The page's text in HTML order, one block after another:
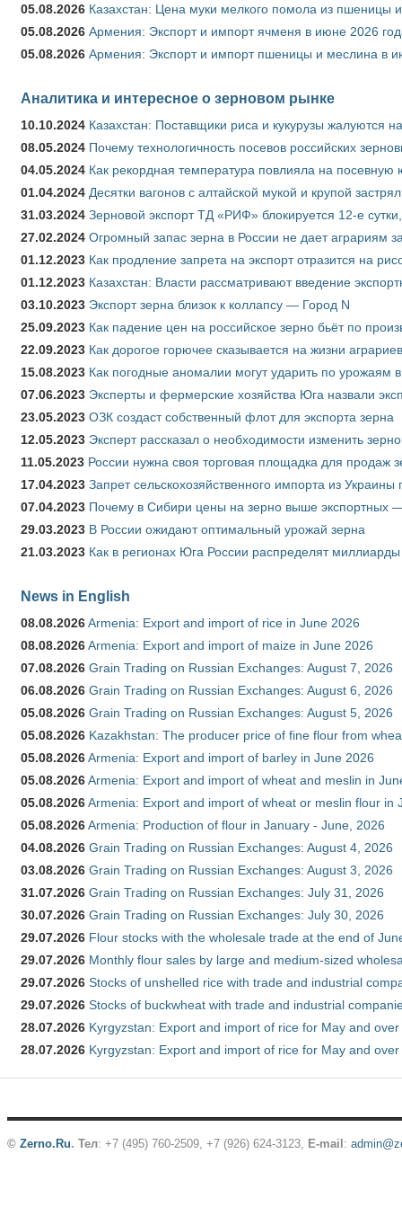
05.08.2026 Казахстан: Цена муки мелкого помола из пшеницы
05.08.2026 Армения: Экспорт и импорт ячменя в июне 2026
05.08.2026 Армения: Экспорт и импорт пшеницы и меслина в
Аналитика и интересное о зерновом рынке
10.10.2024 Казахстан: Поставщики риса и кукурузы жалуются
08.05.2024 Почему технологичность посевов российских
04.05.2024 Как рекордная температура повлияла на
01.04.2024 Десятки вагонов с алтайской мукой и крупой
31.03.2024 Зерновой экспорт ТД «РИФ» блокируется 12-е
27.02.2024 Огромный запас зерна в России не дает аграриям
01.12.2023 Как продление запрета на экспорт отразится на
01.12.2023 Казахстан: Власти рассматривают введение
03.10.2023 Экспорт зерна близок к коллапсу — Город N
25.09.2023 Как падение цен на российское зерно бьёт по
22.09.2023 Как дорогое горючее сказывается на жизни аграриев
15.08.2023 Как погодные аномалии могут ударить по урожаям
07.06.2023 Эксперты и фермерские хозяйства Юга назвали
23.05.2023 ОЗК создаст собственный флот для экспорта зерна
12.05.2023 Эксперт рассказал о необходимости изменить
11.05.2023 России нужна своя торговая площадка для продаж
17.04.2023 Запрет сельскохозяйственного импорта из
07.04.2023 Почему в Сибири цены на зерно выше экспортных
29.03.2023 В России ожидают оптимальный урожай зерна
21.03.2023 Как в регионах Юга России распределят
News in English
08.08.2026Armenia: Export and import of rice in June 2026
08.08.2026Armenia: Export and import of maize in June 2026
07.08.2026 Grain Trading on Russian Exchanges: August 7, 2026
06.08.2026 Grain Trading on Russian Exchanges: August 6, 2026
05.08.2026 Grain Trading on Russian Exchanges: August 5, 2026
05.08.2026 Kazakhstan: The producer price of fine flour from
05.08.2026Armenia: Export and import of barley in June 2026
05.08.2026Armenia: Export and import of wheat and meslin in
05.08.2026Armenia: Export and import of wheat or meslin flour in
05.08.2026Armenia: Production of flour in January - June, 2026
04.08.2026 Grain Trading on Russian Exchanges: August 4, 2026
03.08.2026 Grain Trading on Russian Exchanges: August 3, 2026
31.07.2026 Grain Trading on Russian Exchanges: July 31, 2026
30.07.2026 Grain Trading on Russian Exchanges: July 30, 2026
29.07.2026 Flour stocks with the wholesale trade at the end of
29.07.2026 Monthly flour sales by large and medium-sized
29.07.2026 Stocks of unshelled rice with trade and industrial
29.07.2026 Stocks of buckwheat with trade and industrial
28.07.2026 Kyrgyzstan: Export and import of rice for May and
28.07.2026 Kyrgyzstan: Export and import of rice for May and
© Zerno.Ru. Тел: +7 (495) 760-2509, +7 (926) 624-3123, E-mail :